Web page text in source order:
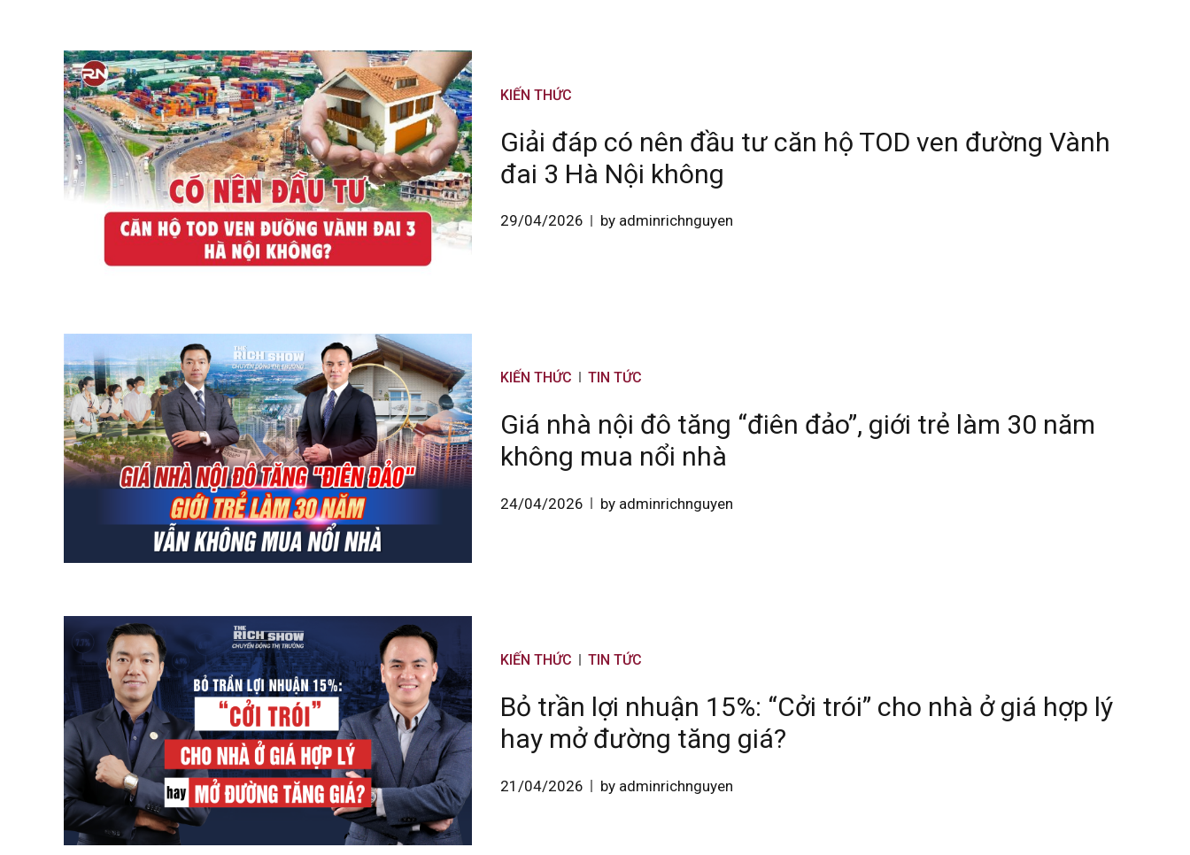
KIẾN THỨC
Giải đáp có nên đầu tư căn hộ TOD ven đường Vành
đai 3 Hà Nội không
29/04/2026 by adminrichnguyen
KIẾN THỨC TIN TỨC
Giá nhà nội đô tăng “điên đảo”, giới trẻ làm 30 năm
không mua nổi nhà
24/04/2026 by adminrichnguyen
KIẾN THỨC TIN TỨC
Bỏ trần lợi nhuận 15%: “Cởi trói” cho nhà ở giá hợp lý
hay mở đường tăng giá?
21/04/2026 by adminrichnguyen